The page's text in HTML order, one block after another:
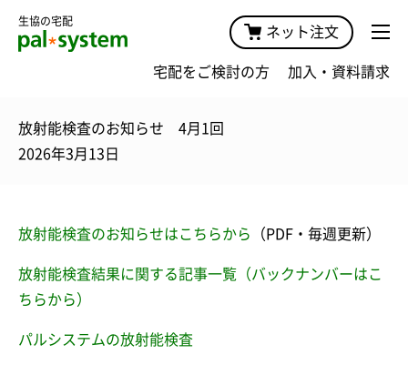
生協の宅配
ネット注文
宅配をご検討の方 加入・資料請求
放射能検査のお知らせ 4月1回
2026年3月13日
放射能検査のお知らせはこちらから （PDF・毎週更新）
放射能検査結果に関する記事一覧（バックナンバーはこ
ちらから）
パルシステムの放射能検査